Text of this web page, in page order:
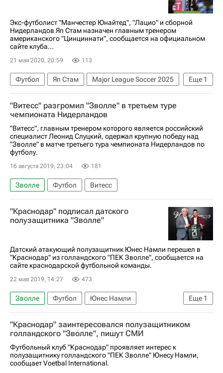
Экс-футболист "Манчестер Юнайтед", "Лацио" и сборной
Нидерландов Яп Стам назначен главным тренером
американского "Цинциннати", сообщается на официальном
сайте клуба...
21 мая 2020, 20:59 113
Еще 1
Футбол Яп Стам
Major League Soccer 2025
Цинциннати
"Витесс" разгромил "Зволле" в третьем туре
чемпионата Нидерландов
"Витесс", главным тренером которого является российский
специалист Леонид Слуцкий, одержал крупную победу над
"Зволле" в матче третьего тура чемпионата Нидерландов по
футболу.
16 августа 2019, 23:04 181
Зволле Футбол Витесс
"Краснодар" подписал датского
полузащитника "Зволле"
Датский атакующий полузащитник Юнес Намли перешел в
"Краснодар" из голландского "ПЕК Зволле", сообщается на
сайте краснодарской футбольной команды.
22 мая 2019, 14:27 473
Еще 1
Зволле Футбол
Юнес Намли
Краснодар
"Краснодар" заинтересовался полузащитником
голландского "Зволле", пишут СМИ
Футбольный клуб "Краснодар" проявляет интерес к
полузащитнику голландского "ПЕК Зволле" Юнесу Намли,
сообщает Voetbal International.